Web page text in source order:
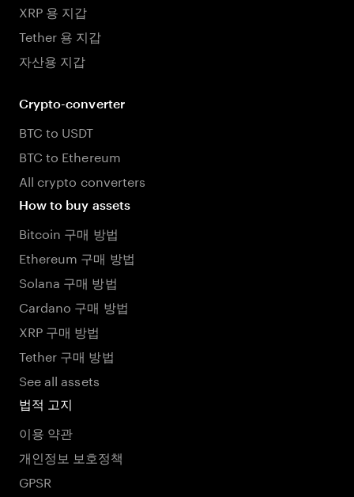
XRP 용 지갑
Tether 용 지갑
자산용 지갑
Crypto-converter
BTC to USDT
BTC to Ethereum
All crypto converters
How to buy assets
Bitcoin 구매 방법
Ethereum 구매 방법
Solana 구매 방법
Cardano 구매 방법
XRP 구매 방법
Tether 구매 방법
See all assets
법적 고지
이용 약관
개인정보 보호정책
GPSR